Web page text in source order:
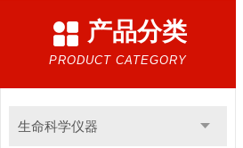
产品分类
PRODUCT CATEGORY
生命科学仪器